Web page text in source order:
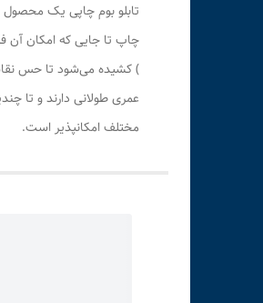
تابلو بوم چاپی یک
چاپ تا جایی که امکان آن
) کشیده می‌شود تا حس
عمری طولانی دارند و تا
مختلف امکانپذیر است.